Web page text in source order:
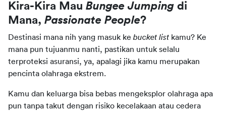
Kira-Kira Mau Bungee Jumping di
Mana, Passionate People?
Destinasi mana nih yang masuk ke bucket list kamu? Ke
mana pun tujuanmu nanti, pastikan untuk selalu
terproteksi asuransi, ya, apalagi jika kamu merupakan
pencinta olahraga ekstrem.
Kamu dan keluarga bisa bebas mengeksplor olahraga apa
pun tanpa takut dengan risiko kecelakaan atau cedera